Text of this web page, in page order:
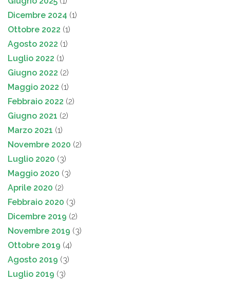
Dicembre 2024 (1)
Ottobre 2022 (1)
Agosto 2022 (1)
Luglio 2022 (1)
Giugno 2022 (2)
Maggio 2022 (1)
Febbraio 2022 (2)
Giugno 2021 (2)
Marzo 2021 (1)
Novembre 2020 (2)
Luglio 2020 (3)
Maggio 2020 (3)
Aprile 2020 (2)
Febbraio 2020 (3)
Dicembre 2019 (2)
Novembre 2019 (3)
Ottobre 2019 (4)
Agosto 2019 (3)
Luglio 2019 (3)